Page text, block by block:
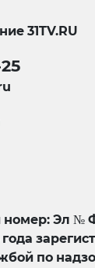
31TV.RU
Эл №
по